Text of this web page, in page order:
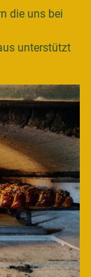
die uns bei
unterstützt